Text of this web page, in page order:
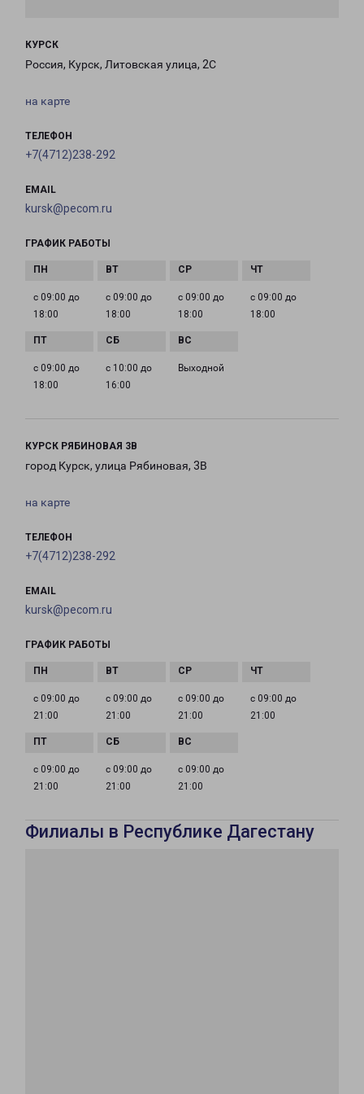
КУРСК
Россия, Курск, Литовская улица, 2С
на карте
ТЕЛЕФОН
+7(4712)238-292
EMAIL
kursk@pecom.ru
ГРАФИК РАБОТЫ
с 09:00 до
18:00
с 09:00 до
18:00
с 09:00 до
18:00
с 09:00 до
18:00
с 09:00 до
18:00
с 10:00 до
16:00
Выходной
КУРСК РЯБИНОВАЯ 3В
город Курск, улица Рябиновая, 3В
на карте
ТЕЛЕФОН
+7(4712)238-292
EMAIL
kursk@pecom.ru
ГРАФИК РАБОТЫ
с 09:00 до
21:00
с 09:00 до
21:00
с 09:00 до
21:00
с 09:00 до
21:00
с 09:00 до
21:00
с 09:00 до
21:00
с 09:00 до
21:00
Филиалы в Республике Дагестану